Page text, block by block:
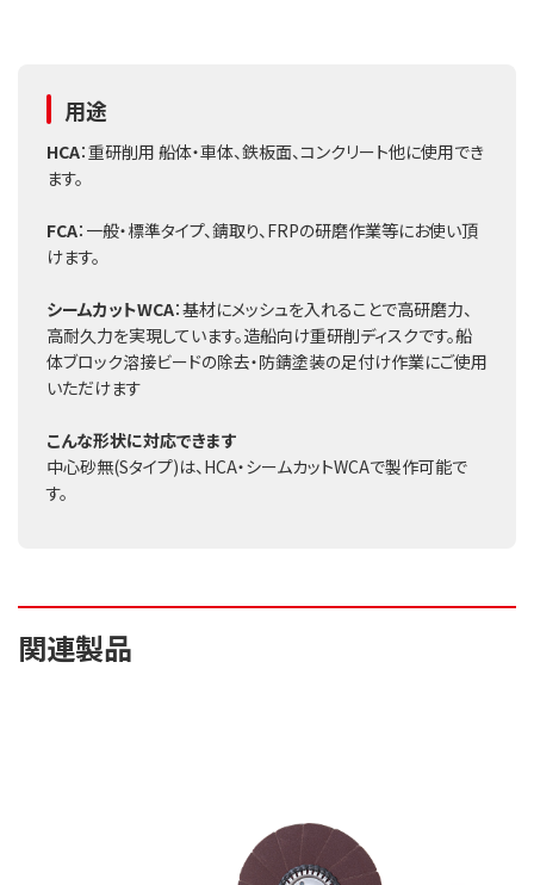
用途
HCA：重研削用 船体・車体、鉄板面、コンクリート他に使用でき
ます。
FCA：一般・標準タイプ、錆取り、FRPの研磨作業等にお使い頂
けます。
シームカットWCA：基材にメッシュを入れることで高研磨力、
高耐久力を実現しています。造船向け重研削ディスクです。船
体ブロック溶接ビードの除去・防錆塗装の足付け作業にご使用
いただけます
こんな形状に対応できます
中心砂無(Sタイプ)は、HCA・シームカットWCAで製作可能で
す。
関連製品